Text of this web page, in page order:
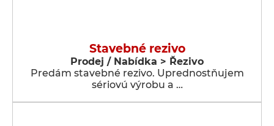
Stavebné rezivo
Prodej / Nabídka > Řezivo
Predám stavebné rezivo. Uprednostňujem
sériovú výrobu a …